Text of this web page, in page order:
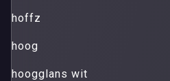
hoffz
hoog
hoogglans wit